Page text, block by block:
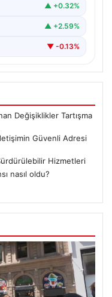
▲ +0.32%
▲ +2.59%
▼ -0.13%
Değişiklikler Tartışma
Güvenli Adresi
Hizmetleri
nasıl oldu?